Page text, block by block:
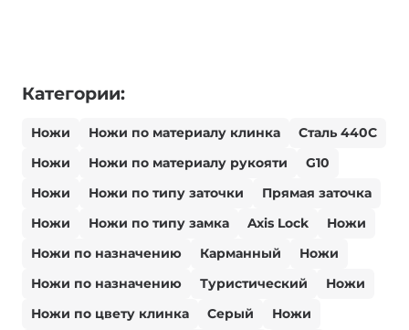
Категории:
Ножи Ножи по материалу клинка
Сталь 440С
Ножи
Ножи по материалу рукояти
G10
Ножи
Ножи по типу заточки
Прямая заточка
Ножи
Ножи по типу замка Axis Lock
Ножи
Ножи по назначению
Карманный
Ножи
Ножи по назначению
Туристический
Ножи
Ножи по цвету клинка
Серый
Ножи